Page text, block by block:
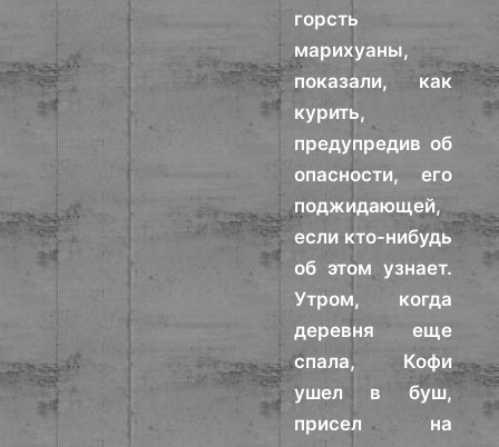
горсть
марихуаны,
показали, как
курить,
предупредив об
опасности, его
поджидающей,
если кто-нибудь
об этом узнает.
Утром, когда
деревня еще
спала, Кофи
ушел в буш,
присел на